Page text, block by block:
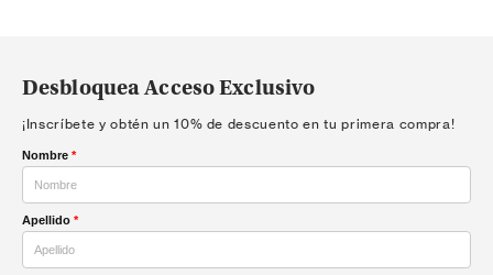
Desbloquea Acceso Exclusivo
¡Inscríbete y obtén un 10% de descuento en tu primera compra!
Nombre *
Apellido *